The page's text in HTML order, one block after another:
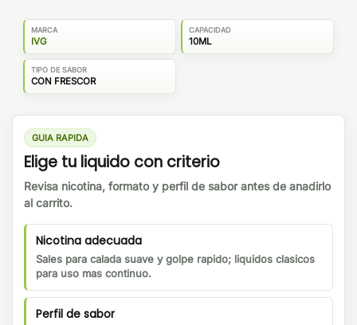
MARCA
IVG
CAPACIDAD
10ML
TIPO DE SABOR
CON FRESCOR
GUIA RAPIDA
Elige tu liquido con criterio
Revisa nicotina, formato y perfil de sabor antes de anadirlo
al carrito.
Nicotina adecuada
Sales para calada suave y golpe rapido; liquidos clasicos
para uso mas continuo.
Perfil de sabor